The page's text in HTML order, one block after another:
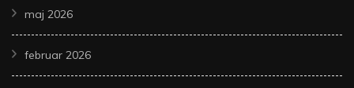
maj 2026
februar 2026